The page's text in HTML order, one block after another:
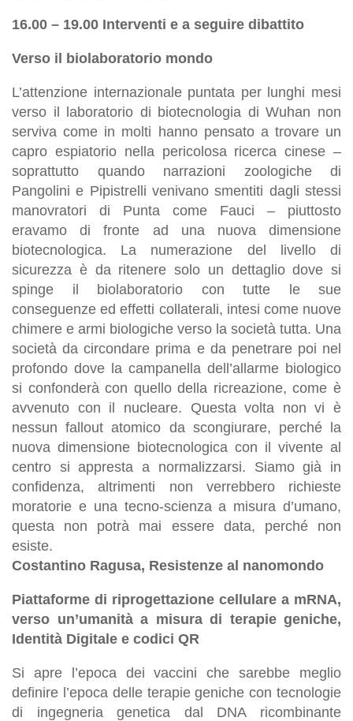
16.00 – 19.00 Interventi e a seguire dibattito
Verso il biolaboratorio mondo
L’attenzione internazionale puntata per lunghi mesi
verso il laboratorio di biotecnologia di Wuhan non
serviva come in molti hanno pensato a trovare un
capro espiatorio nella pericolosa ricerca cinese –
soprattutto quando narrazioni zoologiche di
Pangolini e Pipistrelli venivano smentiti dagli stessi
manovratori di Punta come Fauci – piuttosto
eravamo di fronte ad una nuova dimensione
biotecnologica. La numerazione del livello di
sicurezza è da ritenere solo un dettaglio dove si
spinge il biolaboratorio con tutte le sue
conseguenze ed effetti collaterali, intesi come nuove
chimere e armi biologiche verso la società tutta. Una
società da circondare prima e da penetrare poi nel
profondo dove la campanella dell’allarme biologico
si confonderà con quello della ricreazione, come è
avvenuto con il nucleare. Questa volta non vi è
nessun fallout atomico da scongiurare, perché la
nuova dimensione biotecnologica con il vivente al
centro si appresta a normalizzarsi. Siamo già in
confidenza, altrimenti non verrebbero richieste
moratorie e una tecno-scienza a misura d’umano,
questa non potrà mai essere data, perché non
esiste.
Costantino Ragusa, Resistenze al nanomondo
Piattaforme di riprogettazione cellulare a mRNA,
verso un’umanità a misura di terapie geniche,
Identità Digitale e codici QR
Si apre l’epoca dei vaccini che sarebbe meglio
definire l’epoca delle terapie geniche con tecnologie
di ingegneria genetica dal DNA ricombinante